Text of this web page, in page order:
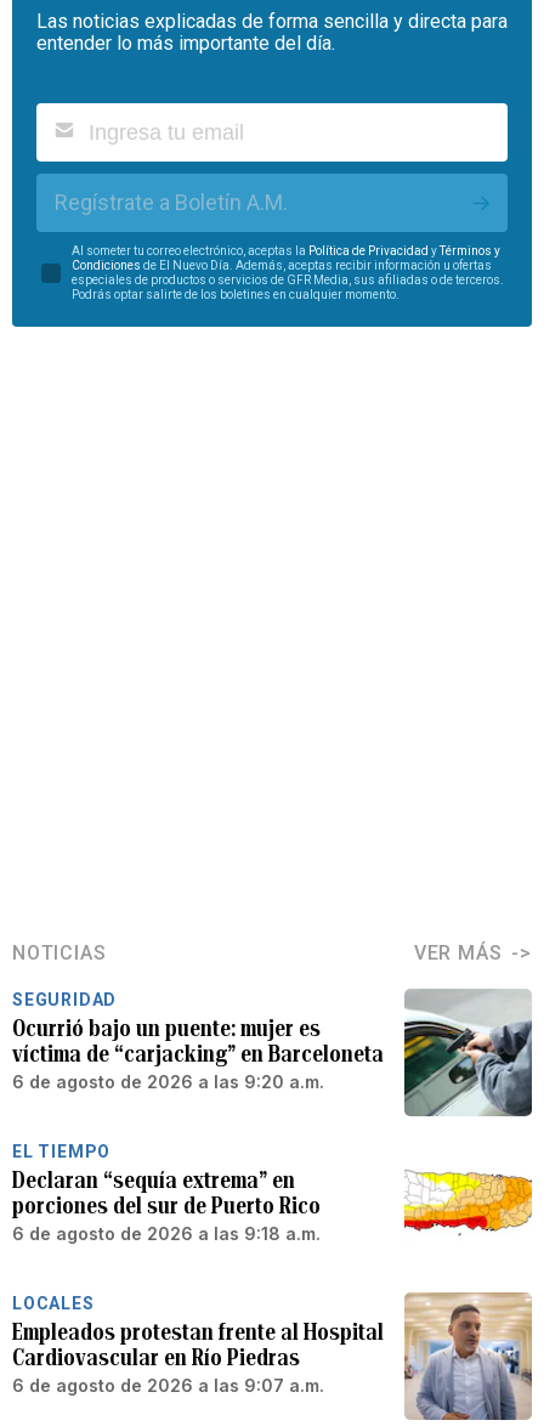
Las noticias explicadas de forma sencilla y directa para
entender lo más importante del día.
Regístrate a Boletín A.M.
Al someter tu correo electrónico, aceptas la Política de Privacidad yTérminos y
Condiciones de El Nuevo Día. Además, aceptas recibir información u ofertas
especiales de productos o servicios de GFR Media, sus afiliadas o de terceros.
Podrás optar salirte de los boletines en cualquier momento.
NOTICIAS VER MÁS
SEGURIDAD
Ocurrió bajo un puente: mujer es
víctima de “carjacking” en Barceloneta
6 de agosto de 2026 a las 9:20 a.m.
EL TIEMPO
Declaran “sequía extrema” en
porciones del sur de Puerto Rico
6 de agosto de 2026 a las 9:18 a.m.
LOCALES
Empleados protestan frente al Hospital
Cardiovascular en Río Piedras
6 de agosto de 2026 a las 9:07 a.m.